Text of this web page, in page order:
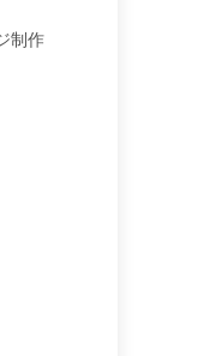
制作